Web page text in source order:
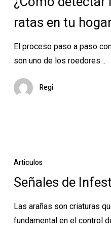
presencia
de
en
tu
hogar?
ratas en tu
El proceso paso a paso
son uno de los roedores…
Regi
de
de
Articulos
Señales de
Las arañas son criaturas
fundamental en el control